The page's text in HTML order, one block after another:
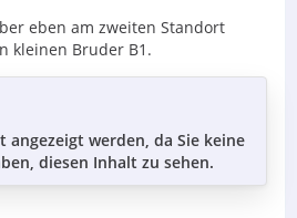
eben am zweiten Standort
kleinen Bruder B1.
angezeigt werden, da Sie keine
diesen Inhalt zu sehen.